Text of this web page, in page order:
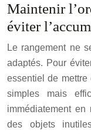
Maintenir
éviter
Le rangement ne
adaptés. Pour
essentiel de
simples mais
immédiatement en
des objets